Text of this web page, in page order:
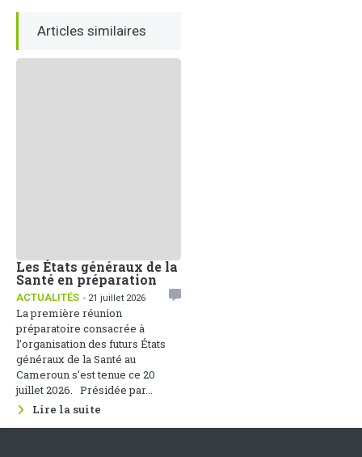
Articles similaires
Les États généraux de la
Santé en préparation
ACTUALITÉS - 21 juillet 2026
La première réunion
préparatoire consacrée à
l’organisation des futurs États
généraux de la Santé au
Cameroun s’est tenue ce 20
juillet 2026. Présidée par...
Lire la suite